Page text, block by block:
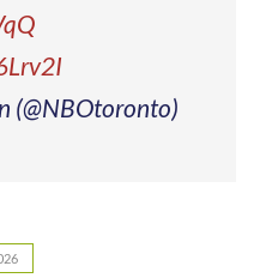
(@NBOtoronto)